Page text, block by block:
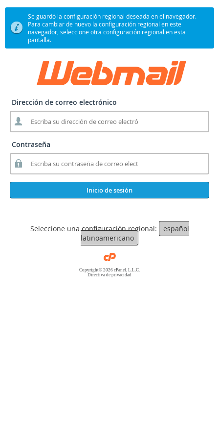
Se guardó la configuración regional deseada en el navegador.
Para cambiar de nuevo la configuración regional en este
navegador, seleccione otra configuración regional en esta
pantalla.
Dirección de correo electrónico
Contraseña
Inicio de sesión
Seleccione una configuración regional:
español
latinoamericano
Copyright© 2026 cPanel, L.L.C.
Directiva de privacidad